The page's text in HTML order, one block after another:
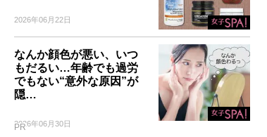
2026年06月22日
なんか顔色が悪い、いつ
もだるい…年齢でも過労
でもない“意外な原因”が
隠…
2026年06月30日
PR